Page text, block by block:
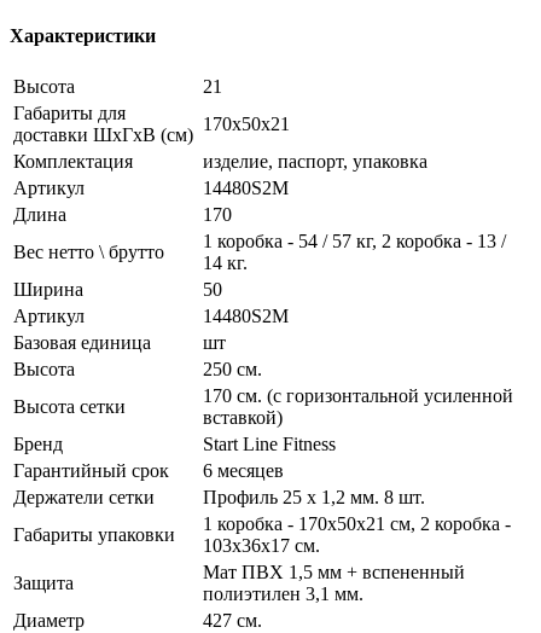
Характеристики
Высота
21
Габариты для
доставки ШхГхВ (см)
170х50х21
Комплектация
изделие, паспорт, упаковка
Артикул
14480S2M
Длина
170
Вес нетто \ брутто
1 коробка - 54 / 57 кг, 2 коробка - 13 /
14 кг.
Ширина
50
Артикул
14480S2M
Базовая единица
шт
Высота
250 см.
Высота сетки
170 см. (с горизонтальной усиленной
вставкой)
Бренд
Start Line Fitness
Гарантийный срок
6 месяцев
Держатели сетки
Профиль 25 х 1,2 мм. 8 шт.
Габариты упаковки
1 коробка - 170х50х21 см, 2 коробка -
103х36х17 см.
Защита
Мат ПВХ 1,5 мм + вспененный
полиэтилен 3,1 мм.
Диаметр
427 см.